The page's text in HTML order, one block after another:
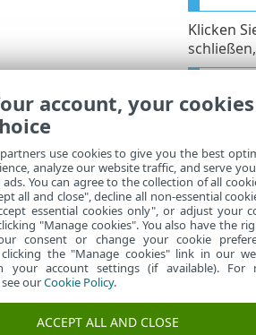
Klicken
gesperrt
account, your cookies
use cookies to give you the best
analyze our website traffic, and serve
ads. You can agree to the collection of all
all and close", decline all non-essential
essential cookies only", or adjust your
"Manage cookies". You also have the
consent or change your cookie
the "Manage cookies" link in our
account settings (if available). For
ourCookie Policy.
ACCEPT ALL AND CLOSE